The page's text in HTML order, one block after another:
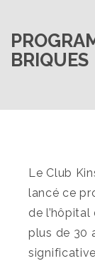
BRIQUES
Le Club
lancé ce
de
plus de 30